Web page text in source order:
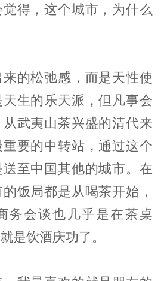
得，这个城市，为什么
的松弛感，而是天性使
生的乐天派，但凡事会
武夷山茶兴盛的清代来
要的中转站，通过这个
至中国其他的城市。在
饭局都是从喝茶开始，
务会谈也几乎是在茶桌
是饮酒庆功了。